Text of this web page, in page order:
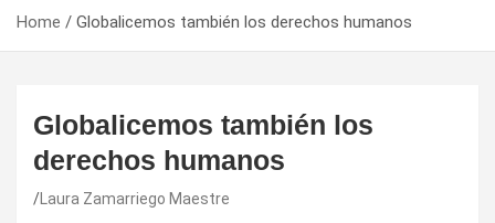
Home Globalicemos también los derechos humanos
Globalicemos también los
derechos humanos
Laura Zamarriego Maestre